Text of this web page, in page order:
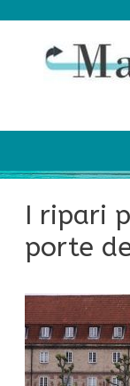
contenuto
I ripari
porte